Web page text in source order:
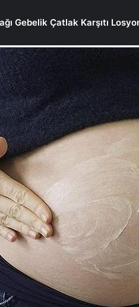
Gebelik Çatlak Karşıtı